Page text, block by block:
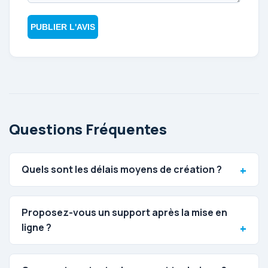
PUBLIER L'AVIS
Questions Fréquentes
Quels sont les délais moyens de création ?
Proposez-vous un support après la mise en
ligne ?